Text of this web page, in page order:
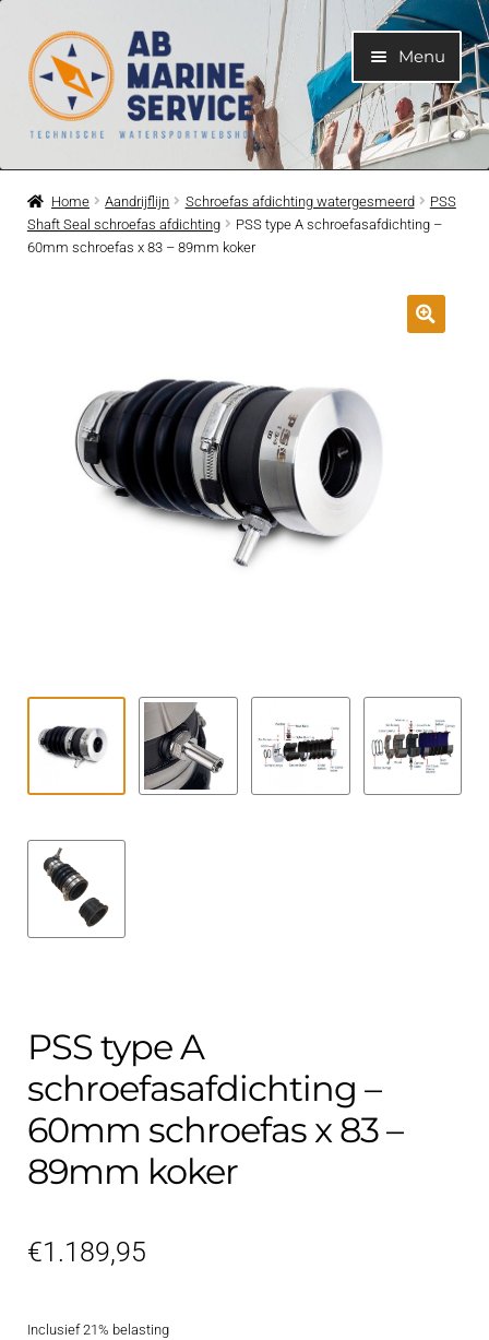
Ga
door
naar
navigatie
Ga
naar
de
inhoud
Menu
Home
Motoren
Submenu
Submenu
Koelwatersysteem
Contact
Home Aandrijflijn Schroefas afdichting watergesmeerd
PSS
Shaft Seal schroefas afdichting
PSS type A schroefasafdichting –
60mm schroefas x 83 – 89mm koker
PSS type A
schroefasafdichting –
60mm schroefas x 83 –
89mm koker
€1.189,95
Inclusief 21% belasting